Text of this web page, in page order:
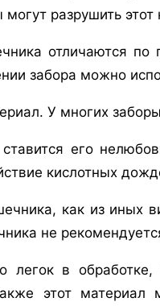
разрушить
отличаются
забора можно
У многих
его
кислотных
как из иных
не
легок в
этот